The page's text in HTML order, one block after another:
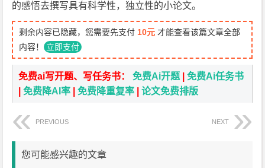
的感悟去撰写具有科学性，独立性的小论文。
剩余内容已隐藏，您需要先支付 10元 才能查看该篇文章全部
内容！ 立即支付
免费ai写开题、写任务书：免费Ai开题 |免费Ai任务书
|免费降AI率 |免费降重复率 |论文免费排版
PREVIOUS NEXT
您可能感兴趣的文章